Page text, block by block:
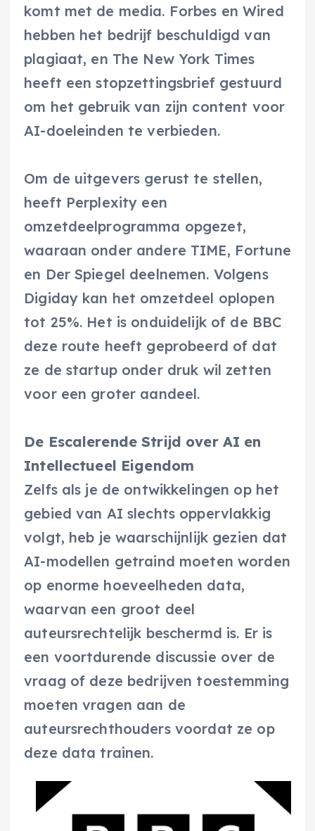
komt met de media. Forbes en Wired
hebben het bedrijf beschuldigd van
plagiaat, en The New York Times
heeft een stopzettingsbrief gestuurd
om het gebruik van zijn content voor
AI-doeleinden te verbieden.
Om de uitgevers gerust te stellen,
heeft Perplexity een
omzetdeelprogramma opgezet,
waaraan onder andere TIME, Fortune
en Der Spiegel deelnemen. Volgens
Digiday kan het omzetdeel oplopen
tot 25%. Het is onduidelijk of de BBC
deze route heeft geprobeerd of dat
ze de startup onder druk wil zetten
voor een groter aandeel.
De Escalerende Strijd over AI en
Intellectueel Eigendom
Zelfs als je de ontwikkelingen op het
gebied van AI slechts oppervlakkig
volgt, heb je waarschijnlijk gezien dat
AI-modellen getraind moeten worden
op enorme hoeveelheden data,
waarvan een groot deel
auteursrechtelijk beschermd is. Er is
een voortdurende discussie over de
vraag of deze bedrijven toestemming
moeten vragen aan de
auteursrechthouders voordat ze op
deze data trainen.